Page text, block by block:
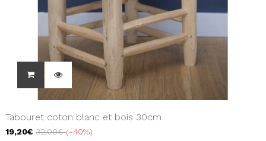
Tabouret coton blanc et bois 30cm
19,20€ 32,00€ -40%